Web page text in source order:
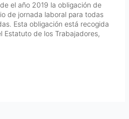
el año 2019 la obligación de
de jornada laboral para todas
Esta obligación está recogida
Estatuto de los Trabajadores,